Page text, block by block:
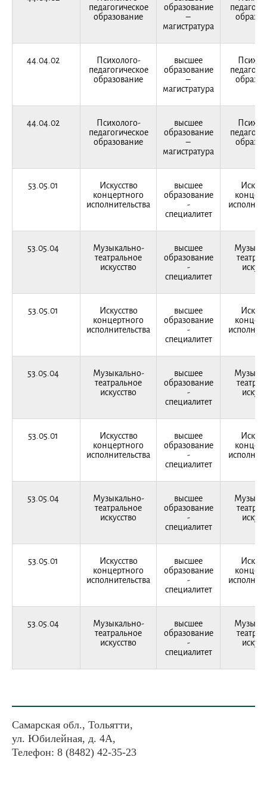
педагогическое
образование
образование
–
магистратура
44.04.02
Психолого-
педагогическое
образование
высшее
образование
–
магистратура
44.04.02
Психолого-
педагогическое
образование
высшее
образование
–
магистратура
53.05.01
Искусство
концертного
исполнительства
высшее
образование
-
специалитет
53.05.04
Музыкально-
театральное
искусство
высшее
образование
-
специалитет
53.05.01
Искусство
концертного
исполнительства
высшее
образование
-
специалитет
53.05.04
Музыкально-
театральное
искусство
высшее
образование
-
специалитет
53.05.01
Искусство
концертного
исполнительства
высшее
образование
-
специалитет
53.05.04
Музыкально-
театральное
искусство
высшее
образование
-
специалитет
53.05.01
Искусство
концертного
исполнительства
высшее
образование
-
специалитет
53.05.04
Музыкально-
театральное
искусство
высшее
образование
-
специалитет
Самарская обл., Тольятти,
ул. Юбилейная, д. 4А,
Телефон: 8 (8482) 42-35-23